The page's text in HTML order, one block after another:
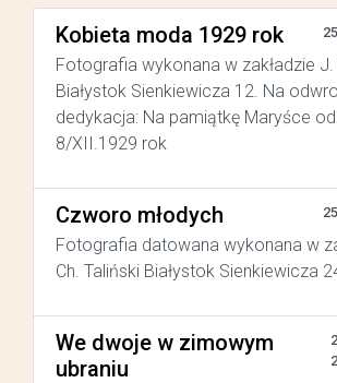
Kobieta moda 1929 rok
Fotografia wykonana w zakładzie J.
Białystok Sienkiewicza 12. Na
dedykacja: Na pamiątkę Maryśce
8/XII.1929 rok
Czworo młodych
Fotografia datowana wykonana w
Ch. Taliński Białystok Sienkiewicza
We dwoje w zimowym
ubraniu